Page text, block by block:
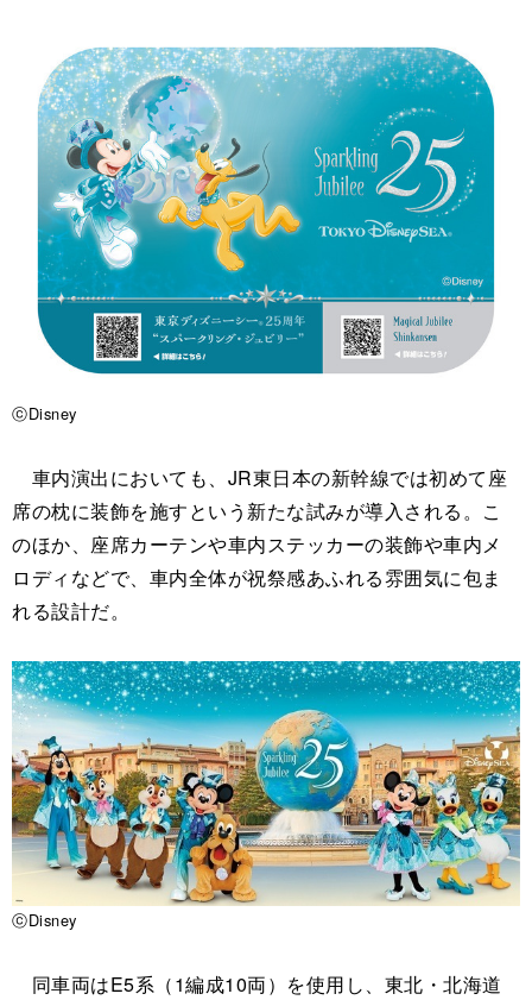
ⓒDisney
車内演出においても、JR東日本の新幹線では初めて座
席の枕に装飾を施すという新たな試みが導入される。こ
のほか、座席カーテンや車内ステッカーの装飾や車内メ
ロディなどで、車内全体が祝祭感あふれる雰囲気に包ま
れる設計だ。
ⓒDisney
同車両はE5系（1編成10両）を使用し、東北・北海道